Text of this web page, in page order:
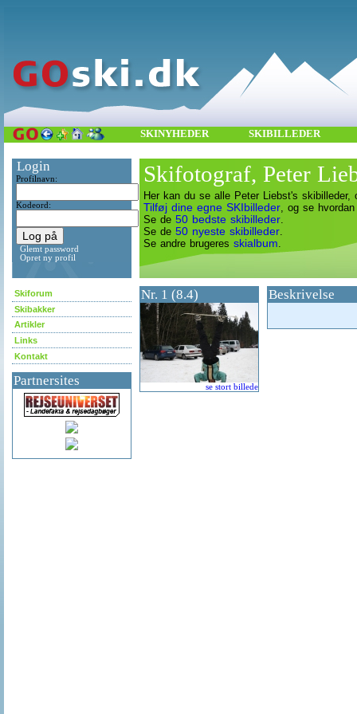
SKINYHEDER SKIBILLEDER
Login
Profilnavn:
Kodeord:
Glemt password
Opret ny profil
Skiforum
Skibakker
Artikler
Links
Kontakt
Partnersites
Skifotograf, Peter
Her kan du se alle Peter Liebst's
Tilføj dine egne SKIbilleder, og se
Se de 50 bedste skibilleder.
Se de 50 nyeste skibilleder.
Se andre brugeres skialbum.
Nr. 1 (8.4)
se stort billede
Beskrivelse